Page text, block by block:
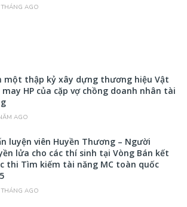
THÁNG AGO
một thập kỷ xây dựng thương hiệu Vật
may HP của cặp vợ chồng doanh nhân tài
AGO
luyện viên Huyền Thương – Người
lửa cho các thí sinh tại Vòng Bán kết
thi Tìm kiếm tài năng MC toàn quốc
THÁNG AGO